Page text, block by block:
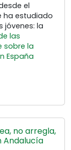
el
ha estudiado
jóvenes: la
las
sobre la
España
no arregla,
Andalucía